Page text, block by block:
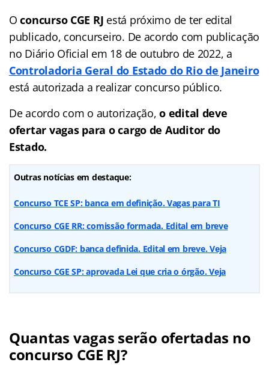
Oconcurso CGE RJ está próximo de ter edital
publicado, concurseiro. De acordo com publicação
no Diário Oficial em 18 de outubro de 2022, a
Controladoria Geral do Estado do Rio de Janeiro
está autorizada a realizar concurso público.
De acordo com o autorização,o edital deve
ofertar vagas para o cargo de Auditor do
Estado.
Outras notícias em destaque:
Concurso TCE SP: banca em definição. Vagas para TI
Concurso CGE RR: comissão formada. Edital em breve
Concurso CGDF: banca definida. Edital em breve. Veja
Concurso CGE SP: aprovada Lei que cria o órgão. Veja
Quantas vagas serão ofertadas no
concurso CGE RJ?